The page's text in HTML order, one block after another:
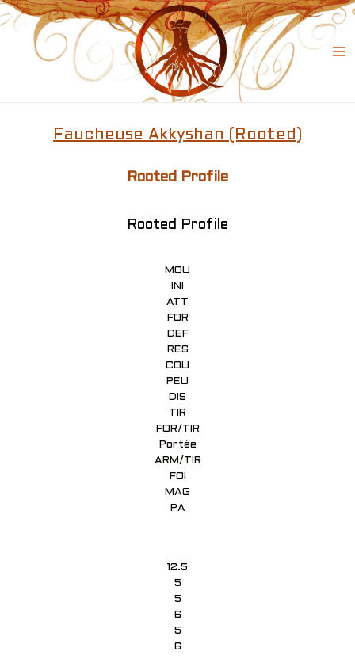
Skip
to
content
Faucheuse Akkyshan (Rooted)
Rooted Profile
Rooted Profile
MOU
INI
ATT
FOR
DEF
RES
COU
PEU
DIS
TIR
FOR/TIR
Portée
ARM/TIR
FOI
MAG
PA
12.5
5
5
6
5
6